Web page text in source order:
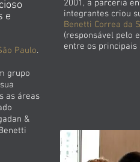
e
Paulo.
grupo
as áreas
&
2001, a parceria
integrantes criou
Benetti Correa da
(responsável pelo
entre os principais